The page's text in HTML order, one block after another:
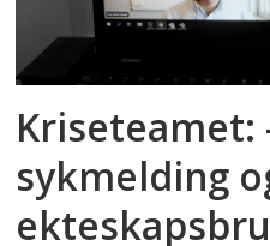
Kriseteamet:
sykmelding